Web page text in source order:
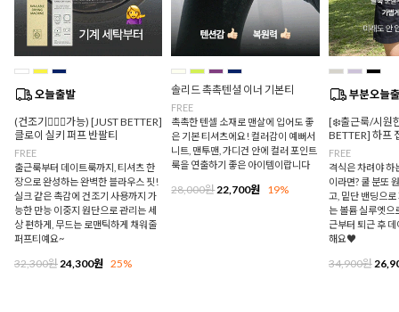
(건조기🙆🏻‍♀️가능) [JUST BETTER]
클로이 실키 퍼프 반팔티
FREE
출근룩부터 데이트룩까지, 티셔츠 한
장으로 완성하는 완벽한 블라우스 핏!
실크 같은 촉감에 건조기 사용까지 가
능한 만능 이중지 원단으로 관리는 세
상 편하게, 무드는 로맨틱하게 채워줄
퍼프티예요~
32,300원24,300원 25%
솔리드 촉촉텐셜 이너 기본티
FREE
촉촉한 텐셀 소재로 맨살에 입어도 좋
은 기본 티셔츠에요! 컬러감이 예뻐서
니트, 맨투맨, 가디건 안에 컬러 포인트
룩을 연출하기 좋은 아이템이랍니다
28,000원22,700원 19%
[❄️출근룩/시원
BETTER] 하프
FREE
격식은 차려야 하
이라면? 쿨 분또
고, 밑단 밴딩으
는 볼륨 실루엣으
근부터 퇴근 후
해요♥
34,900원